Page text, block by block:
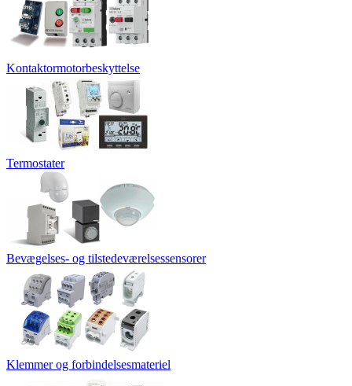
Kontaktormotorbeskyttelse
Termostater
Bevægelses- og tilstedeværelsessensorer
Klemmer og forbindelsesmateriel